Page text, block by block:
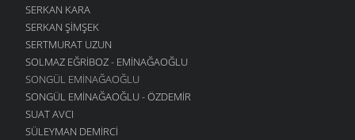
SERKAN KARA
SERKAN ŞIMŞEK
SERTMURAT UZUN
SOLMAZ EĞRIBOZ - EMINAĞAOĞLU
SONGÜL EMINAĞAOĞLU
SONGÜL EMINAĞAOĞLU - ÖZDEMIR
SUAT AVCI
SÜLEYMAN DEMIRCI